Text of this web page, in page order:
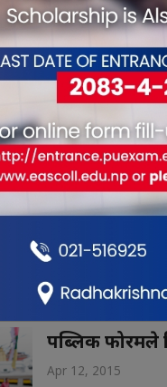
। हिन्दु स्वयंसेवक संघ
विराटनगरको
दौड प्रतियोगिताको
मेमोरियल सेकेन्डरी
सदस्यीय सम. . .
कोशी
Apr 13, 2015
आौषधि लिन आउने
पब्लिक फोरमले
Apr 12, 2015